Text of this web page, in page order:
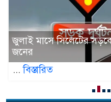
জুলাই মাসে সিলেটের
জনের
...বিস্তারিত